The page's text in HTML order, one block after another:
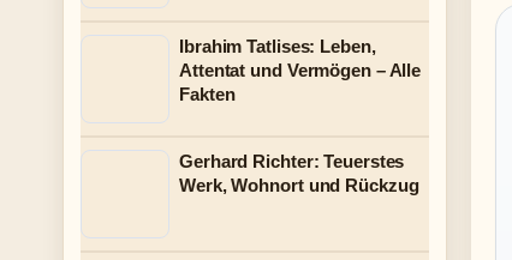
Ibrahim Tatlises: Leben,
Attentat und Vermögen – Alle
Fakten
Gerhard Richter: Teuerstes
Werk, Wohnort und Rückzug